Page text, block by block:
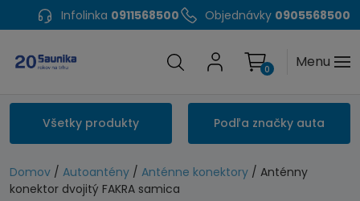
Infolinka 0911568500 Objednávky 0905568500
Menu
0
Všetky produkty Podľa značky auta
Domov / Autoantény / Anténne konektory / Anténny
konektor dvojitý FAKRA samica